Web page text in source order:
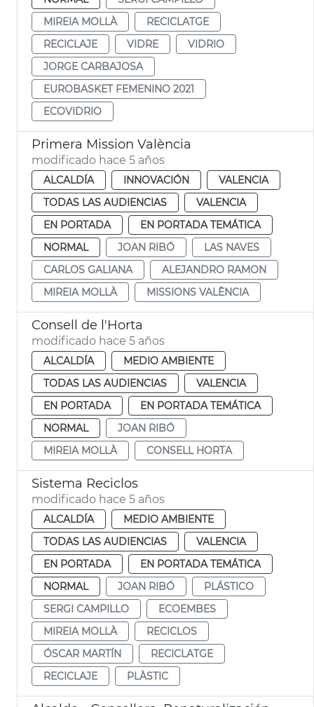
MIREIA MOLLÀ
RECICLATGE
RECICLAJE
VIDRE
VIDRIO
JORGE CARBAJOSA
EUROBASKET FEMENINO 2021
ECOVIDRIO
Primera Mission València
modificado hace 5 años
ALCALDÍA INNOVACIÓN
VALENCIA
TODAS LAS AUDIENCIAS
VALENCIA
EN PORTADA
EN PORTADA TEMÁTICA
NORMAL
JOAN RIBÓ
LAS NAVES
CARLOS GALIANA
ALEJANDRO RAMON
MIREIA MOLLÀ
MISSIONS VALÈNCIA
Consell de l'Horta
modificado hace 5 años
ALCALDÍA
MEDIO AMBIENTE
TODAS LAS AUDIENCIAS
VALENCIA
EN PORTADA
EN PORTADA TEMÁTICA
NORMAL
JOAN RIBÓ
MIREIA MOLLÀ
CONSELL HORTA
Sistema Reciclos
modificado hace 5 años
ALCALDÍA
MEDIO AMBIENTE
TODAS LAS AUDIENCIAS
VALENCIA
EN PORTADA
EN PORTADA TEMÁTICA
NORMAL
JOAN RIBÓ
PLÁSTICO
SERGI CAMPILLO
ECOEMBES
MIREIA MOLLÀ
RECICLOS
ÓSCAR MARTÍN
RECICLATGE
RECICLAJE
PLÀSTIC